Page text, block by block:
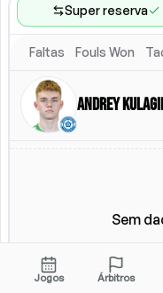
Super reserva
Faixa de jogos
Ultimos 60 jogos
Local
Faltas Fouls Won
Andrey
Sem
Jogos Árbitros